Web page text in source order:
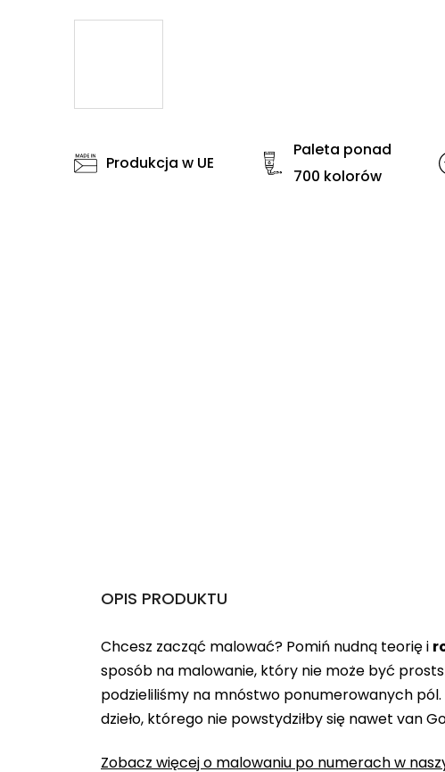
Produkcja w UE
Paleta ponad
700 kolorów
OPIS PRODUKTU
Chcesz zacząć malować? Pomiń nudną teorię i
sposób na malowanie, który nie może być
podzieliliśmy na mnóstwo ponumerowanych
dzieło, którego nie powstydziłby się nawet van
Zobacz więcej o malowaniu po numerach w